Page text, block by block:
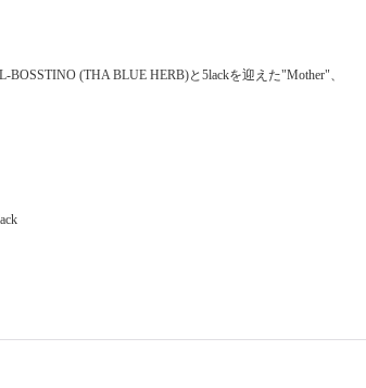
(THA BLUE HERB)と5lackを迎えた"Mother"、